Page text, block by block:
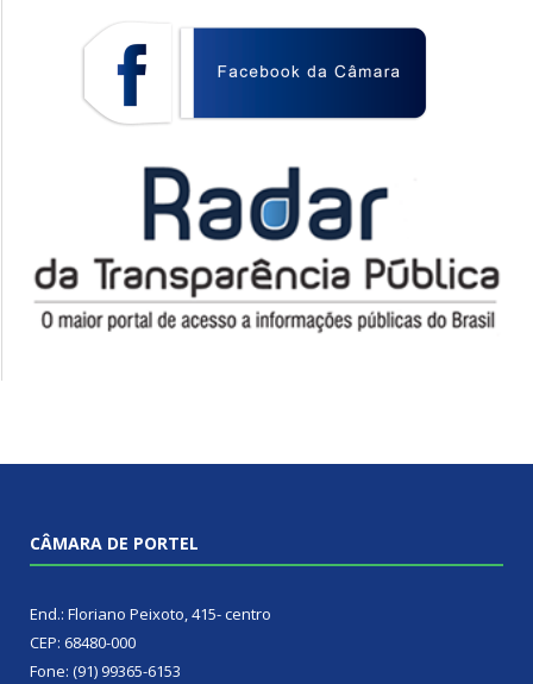
CÂMARA DE PORTEL
End.: Floriano Peixoto, 415- centro
CEP: 68480-000
Fone: (91) 99365-6153